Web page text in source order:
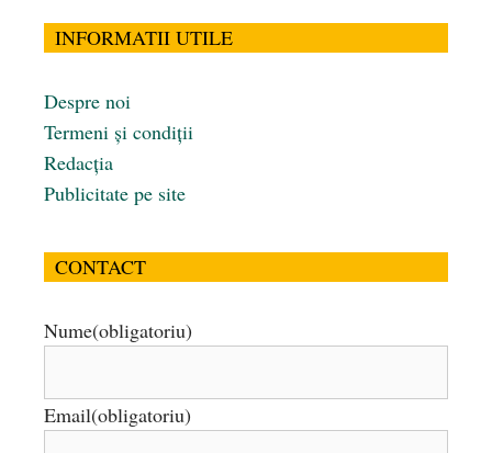
INFORMATII UTILE
Despre noi
Termeni și condiții
Redacția
Publicitate pe site
CONTACT
Nume(obligatoriu)
Email(obligatoriu)